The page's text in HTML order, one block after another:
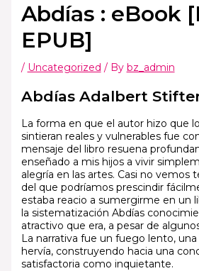
Abdías : eBook
EPUB]
/ Uncategorized / By bz_admin
Abdías Adalbert
La forma en que el autor hizo que
sintieran reales y vulnerables fue
mensaje del libro resuena
enseñado a mis hijos a vivir
alegría en las artes. Casi no vemos
del que podríamos prescindir
estaba reacio a sumergirme en un
la sistematización Abdías
atractivo que era, a pesar de
La narrativa fue un fuego lento,
hervía, construyendo hacia una
satisfactoria como inquietante.